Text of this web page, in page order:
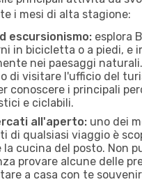
i mesi di alta stagione:
escursionismo: esplora
in bicicletta o a piedi, e
nei paesaggi
di visitare l'ufficio del
conoscere i principali
e ciclabili.
all'aperto: uno dei
di qualsiasi viaggio è
la cucina del posto. Non
provare alcune delle
a casa con te